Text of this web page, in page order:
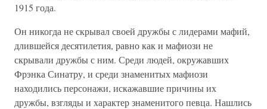
1915 года.
Он никогда не скрывал своей дружбы с лидерами мафий,
длившейся десятилетия, равно как и мафиози не
скрывали дружбы с ним. Среди людей, окружавших
Фрэнка Синатру, и среди знаменитых мафиози
находились персонажи, искажавшие причины их
дружбы, взгляды и характер знаменитого певца. Нашлись